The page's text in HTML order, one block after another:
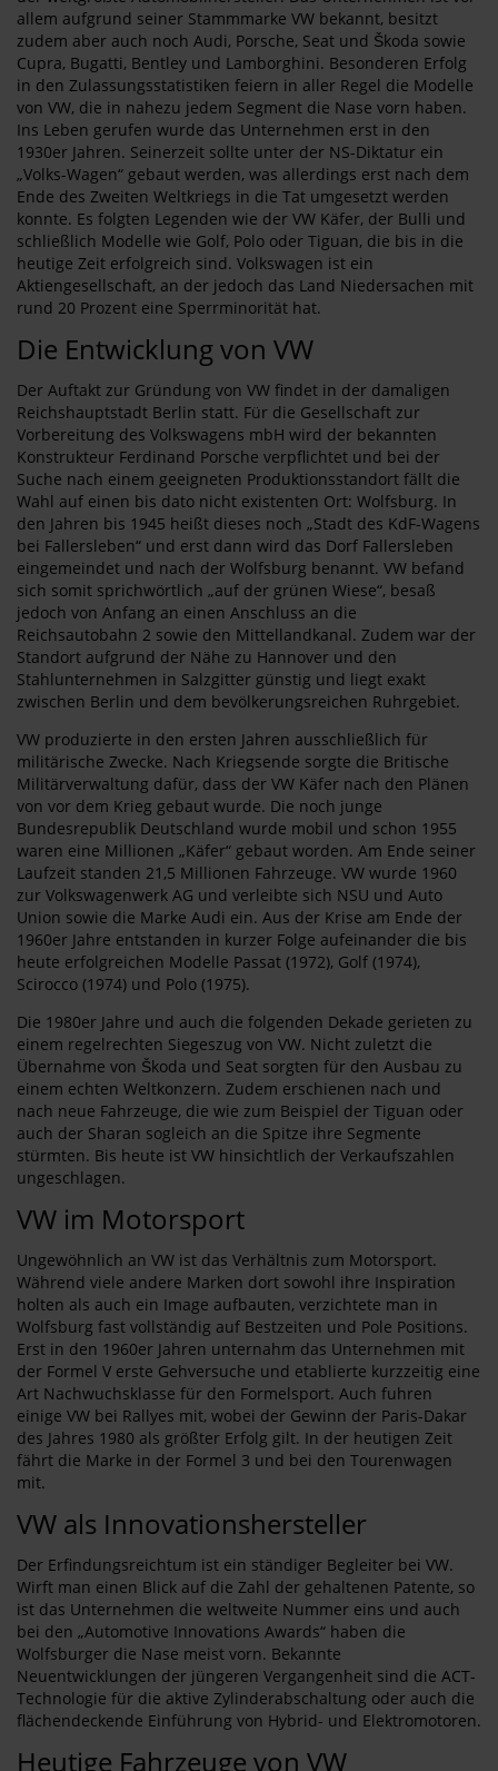
allem aufgrund seiner Stammmarke VW bekannt, besitzt
zudem aber auch noch Audi, Porsche, Seat und Škoda sowie
Cupra, Bugatti, Bentley und Lamborghini. Besonderen Erfolg
in den Zulassungsstatistiken feiern in aller Regel die Modelle
von VW, die in nahezu jedem Segment die Nase vorn haben.
Ins Leben gerufen wurde das Unternehmen erst in den
1930er Jahren. Seinerzeit sollte unter der NS-Diktatur ein
„Volks-Wagen“ gebaut werden, was allerdings erst nach dem
Ende des Zweiten Weltkriegs in die Tat umgesetzt werden
konnte. Es folgten Legenden wie der VW Käfer, der Bulli und
schließlich Modelle wie Golf, Polo oder Tiguan, die bis in die
heutige Zeit erfolgreich sind. Volkswagen ist ein
Aktiengesellschaft, an der jedoch das Land Niedersachen mit
rund 20 Prozent eine Sperrminorität hat.
Die Entwicklung von VW
Der Auftakt zur Gründung von VW findet in der damaligen
Reichshauptstadt Berlin statt. Für die Gesellschaft zur
Vorbereitung des Volkswagens mbH wird der bekannten
Konstrukteur Ferdinand Porsche verpflichtet und bei der
Suche nach einem geeigneten Produktionsstandort fällt die
Wahl auf einen bis dato nicht existenten Ort: Wolfsburg. In
den Jahren bis 1945 heißt dieses noch „Stadt des KdF-Wagens
bei Fallersleben“ und erst dann wird das Dorf Fallersleben
eingemeindet und nach der Wolfsburg benannt. VW befand
sich somit sprichwörtlich „auf der grünen Wiese“, besaß
jedoch von Anfang an einen Anschluss an die
Reichsautobahn 2 sowie den Mittellandkanal. Zudem war der
Standort aufgrund der Nähe zu Hannover und den
Stahlunternehmen in Salzgitter günstig und liegt exakt
zwischen Berlin und dem bevölkerungsreichen Ruhrgebiet.
VW produzierte in den ersten Jahren ausschließlich für
militärische Zwecke. Nach Kriegsende sorgte die Britische
Militärverwaltung dafür, dass der VW Käfer nach den Plänen
von vor dem Krieg gebaut wurde. Die noch junge
Bundesrepublik Deutschland wurde mobil und schon 1955
waren eine Millionen „Käfer“ gebaut worden. Am Ende seiner
Laufzeit standen 21,5 Millionen Fahrzeuge. VW wurde 1960
zur Volkswagenwerk AG und verleibte sich NSU und Auto
Union sowie die Marke Audi ein. Aus der Krise am Ende der
1960er Jahre entstanden in kurzer Folge aufeinander die bis
heute erfolgreichen Modelle Passat (1972), Golf (1974),
Scirocco (1974) und Polo (1975).
Die 1980er Jahre und auch die folgenden Dekade gerieten zu
einem regelrechten Siegeszug von VW. Nicht zuletzt die
Übernahme von Škoda und Seat sorgten für den Ausbau zu
einem echten Weltkonzern. Zudem erschienen nach und
nach neue Fahrzeuge, die wie zum Beispiel der Tiguan oder
auch der Sharan sogleich an die Spitze ihre Segmente
stürmten. Bis heute ist VW hinsichtlich der Verkaufszahlen
ungeschlagen.
VW im Motorsport
Ungewöhnlich an VW ist das Verhältnis zum Motorsport.
Während viele andere Marken dort sowohl ihre Inspiration
holten als auch ein Image aufbauten, verzichtete man in
Wolfsburg fast vollständig auf Bestzeiten und Pole Positions.
Erst in den 1960er Jahren unternahm das Unternehmen mit
der Formel V erste Gehversuche und etablierte kurzzeitig eine
Art Nachwuchsklasse für den Formelsport. Auch fuhren
einige VW bei Rallyes mit, wobei der Gewinn der Paris-Dakar
des Jahres 1980 als größter Erfolg gilt. In der heutigen Zeit
fährt die Marke in der Formel 3 und bei den Tourenwagen
mit.
VW als Innovationshersteller
Der Erfindungsreichtum ist ein ständiger Begleiter bei VW.
Wirft man einen Blick auf die Zahl der gehaltenen Patente, so
ist das Unternehmen die weltweite Nummer eins und auch
bei den „Automotive Innovations Awards“ haben die
Wolfsburger die Nase meist vorn. Bekannte
Neuentwicklungen der jüngeren Vergangenheit sind die ACT-
Technologie für die aktive Zylinderabschaltung oder auch die
flächendeckende Einführung von Hybrid- und Elektromotoren.
Heutige Fahrzeuge von VW